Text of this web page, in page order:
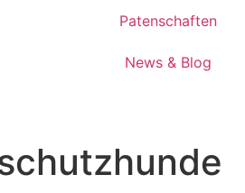
Patenschaften
News & Blog